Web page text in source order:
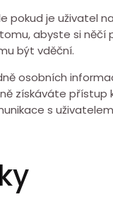
pokud je uživatel
abyste si
být vděční.
osobních
získáváte
s